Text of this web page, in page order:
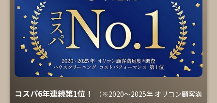
コスパ6年連続第1位！
（※2020～2025年 オリコン顧客満